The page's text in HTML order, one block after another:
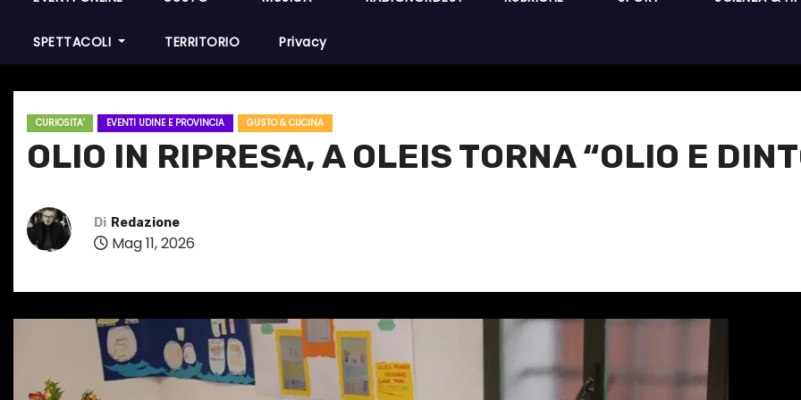
SPETTACOLI TERRITORIO Privacy
CURIOSITA' EVENTI UDINE E PROVINCIA GUSTO & CUCINA
OLIO IN RIPRESA, A OLEIS TORNA “OLIO E
Di Redazione
Mag 11, 2026